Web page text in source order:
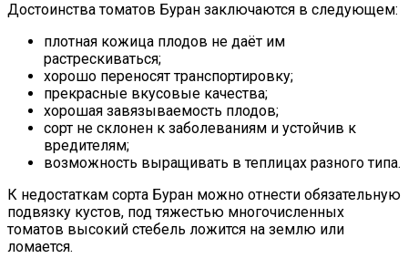
Достоинства томатов Буран заключаются в следующем:
плотная кожица плодов не даёт им
растрескиваться;
хорошо переносят транспортировку;
прекрасные вкусовые качества;
хорошая завязываемость плодов;
сорт не склонен к заболеваниям и устойчив к
вредителям;
возможность выращивать в теплицах разного типа.
К недостаткам сорта Буран можно отнести обязательную
подвязку кустов, под тяжестью многочисленных
томатов высокий стебель ложится на землю или
ломается.